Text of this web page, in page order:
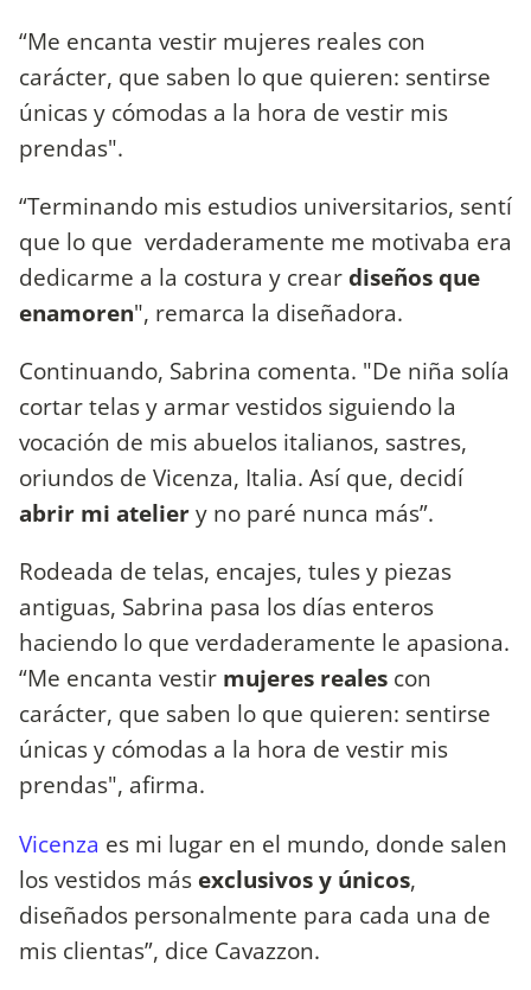
“Me encanta vestir mujeres reales con
carácter, que saben lo que quieren: sentirse
únicas y cómodas a la hora de vestir mis
prendas".
“Terminando mis estudios universitarios, sentí
que lo que verdaderamente me motivaba era
dedicarme a la costura y creardiseños que
enamoren", remarca la diseñadora.
Continuando, Sabrina comenta. "De niña solía
cortar telas y armar vestidos siguiendo la
vocación de mis abuelos italianos, sastres,
oriundos de Vicenza, Italia. Así que, decidí
abrir mi ateliery no paré nunca más”.
Rodeada de telas, encajes, tules y piezas
antiguas, Sabrina pasa los días enteros
haciendo lo que verdaderamente le apasiona.
“Me encanta vestir mujeres reales con
carácter, que saben lo que quieren: sentirse
únicas y cómodas a la hora de vestir mis
prendas", afirma.
Vicenza es mi lugar en el mundo, donde salen
los vestidos más exclusivos y únicos,
diseñados personalmente para cada una de
mis clientas”, dice Cavazzon.